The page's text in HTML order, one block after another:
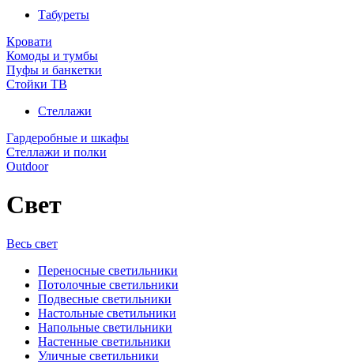
Табуреты
Кровати
Комоды и тумбы
Пуфы и банкетки
Стойки ТВ
Стеллажи
Гардеробные и шкафы
Стеллажи и полки
Outdoor
Свет
Весь свет
Переносные светильники
Потолочные светильники
Подвесные светильники
Настольные светильники
Напольные светильники
Настенные светильники
Уличные светильники